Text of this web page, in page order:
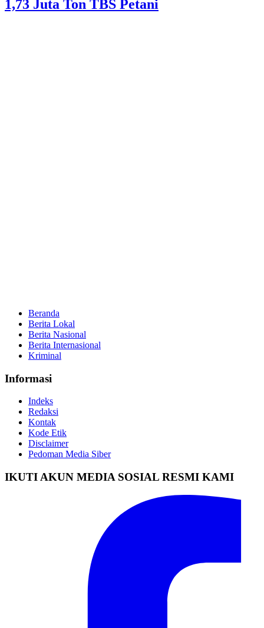
1,73 Juta Ton TBS Petani
Beranda
Berita Lokal
Berita Nasional
Berita Internasional
Kriminal
Informasi
Indeks
Redaksi
Kontak
Kode Etik
Disclaimer
Pedoman Media Siber
IKUTI AKUN MEDIA SOSIAL RESMI KAMI